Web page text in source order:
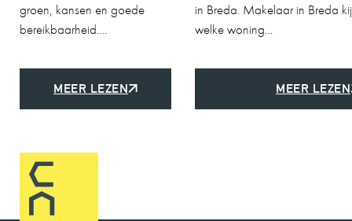
groen, kansen en goede
bereikbaarheid.…
MEER LEZEN
in Breda. Makelaar in Breda
welke woning…
MEER LEZEN